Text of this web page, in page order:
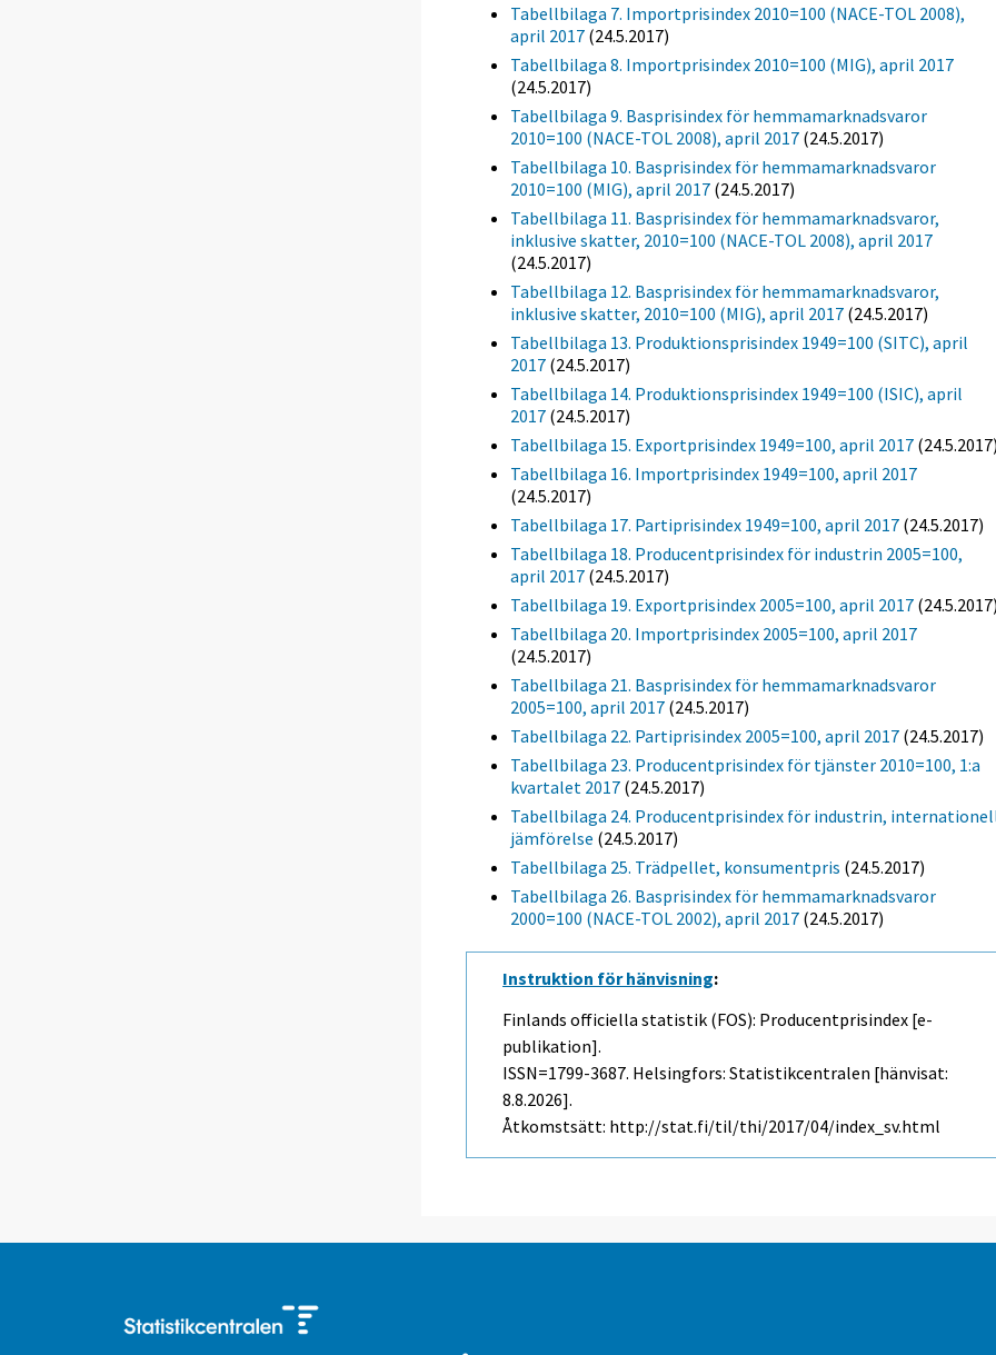
Tabellbilaga 7. Importprisindex 2010=100 (NACE-TOL 2008),
april 2017 (24.5.2017)
Tabellbilaga 8. Importprisindex 2010=100 (MIG), april 2017
(24.5.2017)
Tabellbilaga 9. Basprisindex för hemmamarknadsvaror
2010=100 (NACE-TOL 2008), april 2017 (24.5.2017)
Tabellbilaga 10. Basprisindex för hemmamarknadsvaror
2010=100 (MIG), april 2017 (24.5.2017)
Tabellbilaga 11. Basprisindex för hemmamarknadsvaror,
inklusive skatter, 2010=100 (NACE-TOL 2008), april 2017
(24.5.2017)
Tabellbilaga 12. Basprisindex för hemmamarknadsvaror,
inklusive skatter, 2010=100 (MIG), april 2017 (24.5.2017)
Tabellbilaga 13. Produktionsprisindex 1949=100 (SITC), april
2017 (24.5.2017)
Tabellbilaga 14. Produktionsprisindex 1949=100 (ISIC), april
2017 (24.5.2017)
Tabellbilaga 15. Exportprisindex 1949=100, april 2017
Tabellbilaga 16. Importprisindex 1949=100, april 2017
(24.5.2017)
Tabellbilaga 17. Partiprisindex 1949=100, april 2017 (24.5.2017)
Tabellbilaga 18. Producentprisindex för industrin 2005=100,
april 2017 (24.5.2017)
Tabellbilaga 19. Exportprisindex 2005=100, april 2017
Tabellbilaga 20. Importprisindex 2005=100, april 2017
(24.5.2017)
Tabellbilaga 21. Basprisindex för hemmamarknadsvaror
2005=100, april 2017 (24.5.2017)
Tabellbilaga 22. Partiprisindex 2005=100, april 2017 (24.5.2017)
Tabellbilaga 23. Producentprisindex för tjänster 2010=100, 1:a
kvartalet 2017 (24.5.2017)
Tabellbilaga 24. Producentprisindex för industrin,
jämförelse (24.5.2017)
Tabellbilaga 25. Trädpellet, konsumentpris (24.5.2017)
Tabellbilaga 26. Basprisindex för hemmamarknadsvaror
2000=100 (NACE-TOL 2002), april 2017 (24.5.2017)
Instruktion för hänvisning:
Finlands officiella statistik (FOS): Producentprisindex [e-
publikation].
ISSN=1799-3687. Helsingfors: Statistikcentralen [hänvisat:
8.8.2026].
Åtkomstsätt: http://stat.fi/til/thi/2017/04/index_sv.html